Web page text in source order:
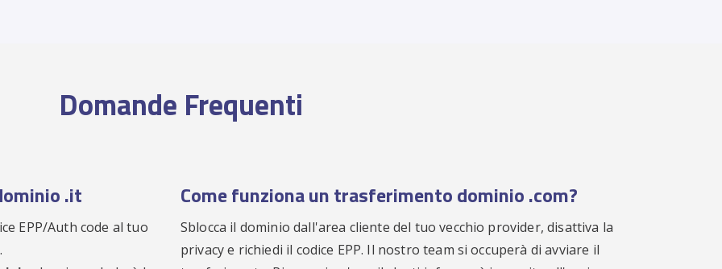
Domande Frequenti
.it
EPP/Auth code al tuo
Come funziona un trasferimento dominio .com?
Sblocca il dominio dall'area cliente del tuo vecchio provider, disattiva la
privacy e richiedi il codice EPP. Il nostro team si occuperà di avviare il